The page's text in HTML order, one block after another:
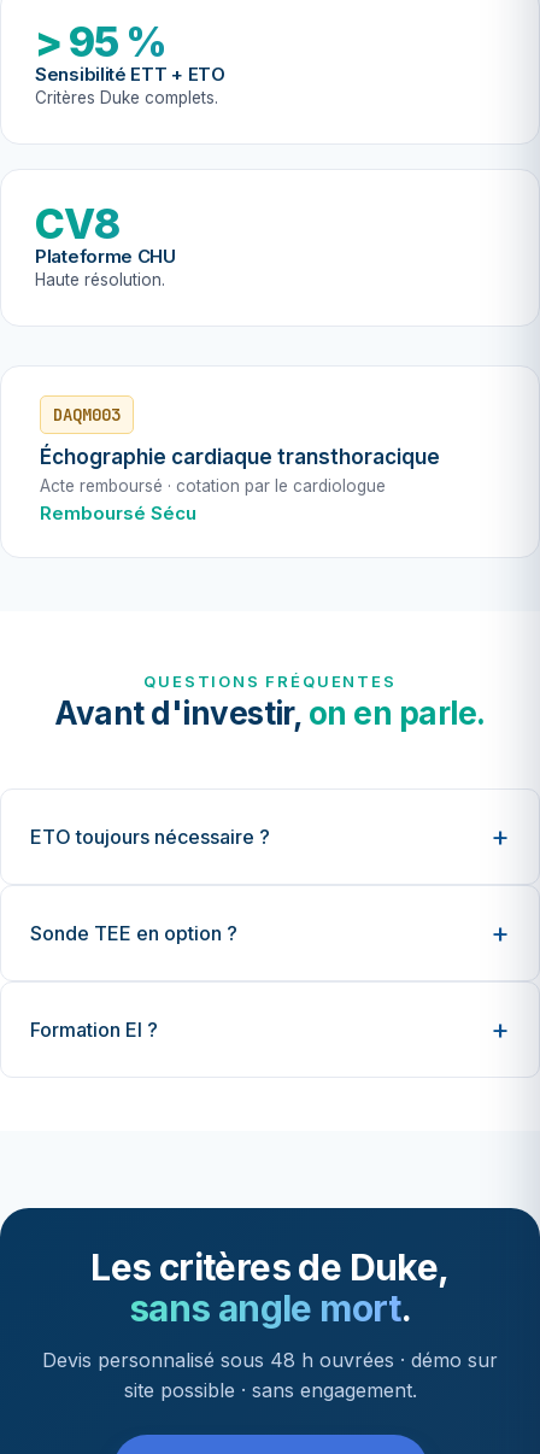
> 95 %
Sensibilité ETT + ETO
Critères Duke complets.
CV8
Plateforme CHU
Haute résolution.
DAQM003
Échographie cardiaque transthoracique
Acte remboursé · cotation par le cardiologue
Remboursé Sécu
QUESTIONS FRÉQUENTES
Avant d'investir, on en parle.
ETO toujours nécessaire ?
Sonde TEE en option ?
Formation EI ?
Les critères de Duke,
sans angle mort.
Devis personnalisé sous 48 h ouvrées · démo sur
site possible · sans engagement.